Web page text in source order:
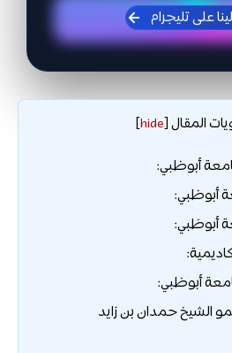
على تليجرام
المقال [
hide
]
أبوظبي:
أبوظبي:
أبوظبي:
الشيخ حمدان بن زايد